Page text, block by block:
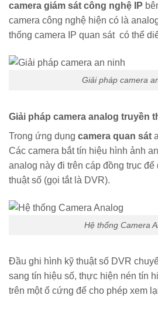
camera giám sát công nghệ IP
camera công nghệ hiện có là
thống camera IP quan sát có thể
Giải pháp camera
Giải pháp camera analog truyền
Trong ứng dụng camera quan sát
Các camera bắt tín hiệu hình ảnh
analog này đi trên cáp đồng trục
thuật số (gọi tắt là DVR).
Hệ thống Camera
Đầu ghi hình kỹ thuật số DVR
sang tín hiệu số, thực hiện nén tín
trên một ổ cứng để cho phép xem